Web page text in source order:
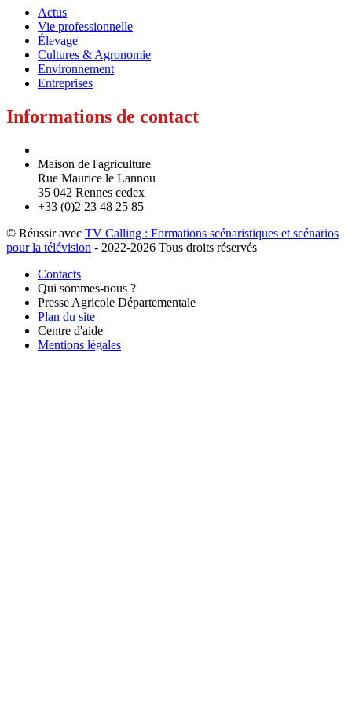
Actus
Vie professionnelle
Élevage
Cultures & Agronomie
Environnement
Entreprises
Informations de contact
Maison de l'agriculture
Rue Maurice le Lannou
35 042 Rennes cedex
+33 (0)2 23 48 25 85
© Réussir avec TV Calling : Formations scénaristiques et scénarios
pour la télévision - 2022-2026 Tous droits réservés
Footer
Copyright
Contacts
Qui sommes-nous ?
Presse Agricole Départementale
Plan du site
Centre d'aide
Mentions légales